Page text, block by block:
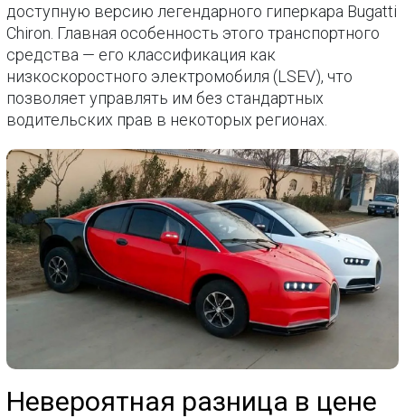
доступную версию легендарного гиперкара Bugatti
Chiron. Главная особенность этого транспортного
средства — его классификация как
низкоскоростного электромобиля (LSEV), что
позволяет управлять им без стандартных
водительских прав в некоторых регионах.
Невероятная разница в цене